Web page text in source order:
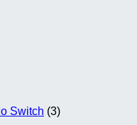
Switch (3)